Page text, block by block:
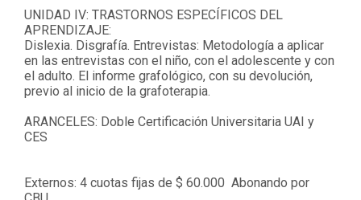
UNIDAD IV: TRASTORNOS ESPECÍFICOS DEL
APRENDIZAJE:
Dislexia. Disgrafía. Entrevistas: Metodología a aplicar
en las entrevistas con el niño, con el adolescente y con
el adulto. El informe grafológico, con su devolución,
previo al inicio de la grafoterapia.
ARANCELES: Doble Certificación Universitaria UAI y
CES
Externos: 4 cuotas fijas de $ 60.000 Abonando por